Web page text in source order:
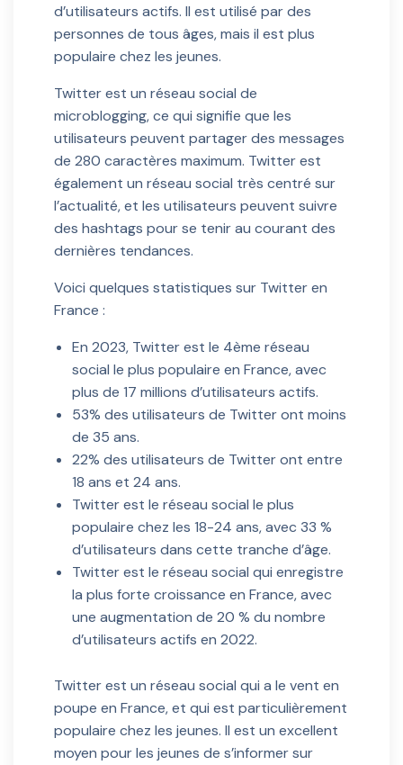
d’utilisateurs actifs. Il est utilisé par des
personnes de tous âges, mais il est plus
populaire chez les jeunes.
Twitter est un réseau social de
microblogging, ce qui signifie que les
utilisateurs peuvent partager des messages
de 280 caractères maximum. Twitter est
également un réseau social très centré sur
l’actualité, et les utilisateurs peuvent suivre
des hashtags pour se tenir au courant des
dernières tendances.
Voici quelques statistiques sur Twitter en
France :
En 2023, Twitter est le 4ème réseau
social le plus populaire en France, avec
plus de 17 millions d’utilisateurs actifs.
53% des utilisateurs de Twitter ont moins
de 35 ans.
22% des utilisateurs de Twitter ont entre
18 ans et 24 ans.
Twitter est le réseau social le plus
populaire chez les 18-24 ans, avec 33 %
d’utilisateurs dans cette tranche d’âge.
Twitter est le réseau social qui enregistre
la plus forte croissance en France, avec
une augmentation de 20 % du nombre
d’utilisateurs actifs en 2022.
Twitter est un réseau social qui a le vent en
poupe en France, et qui est particulièrement
populaire chez les jeunes. Il est un excellent
moyen pour les jeunes de s’informer sur